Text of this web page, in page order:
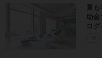
夏も
助
ロ